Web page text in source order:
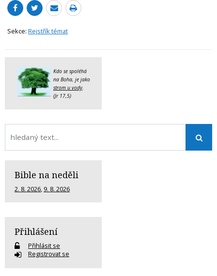
Sekce: Rejstřík témat
Kdo se spoléhá
na Boha, je jako
strom u vody.
(Jr 17,5)
Bible na neděli
2. 8. 2026, 9. 8. 2026
Přihlášení
Přihlásit se
Registrovat se